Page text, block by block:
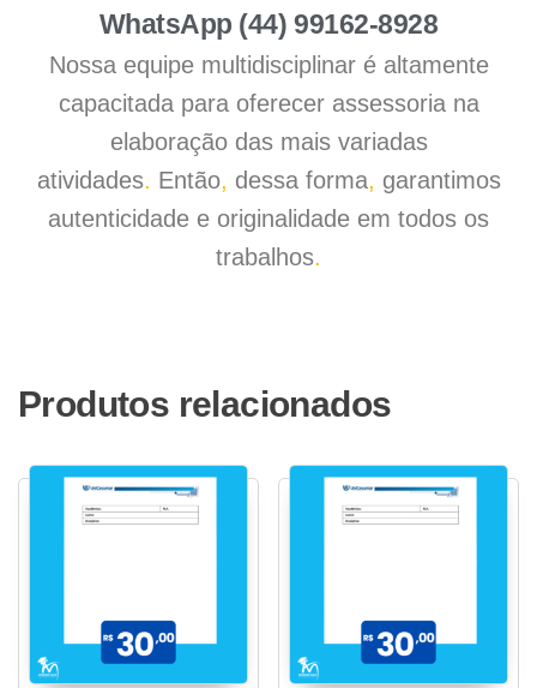
WhatsApp (44) 99162-8928
Nossa equipe multidisciplinar é altamente
capacitada para oferecer assessoria na
elaboração das mais variadas
atividades. Então, dessa forma, garantimos
autenticidade e originalidade em todos os
trabalhos.
Produtos relacionados